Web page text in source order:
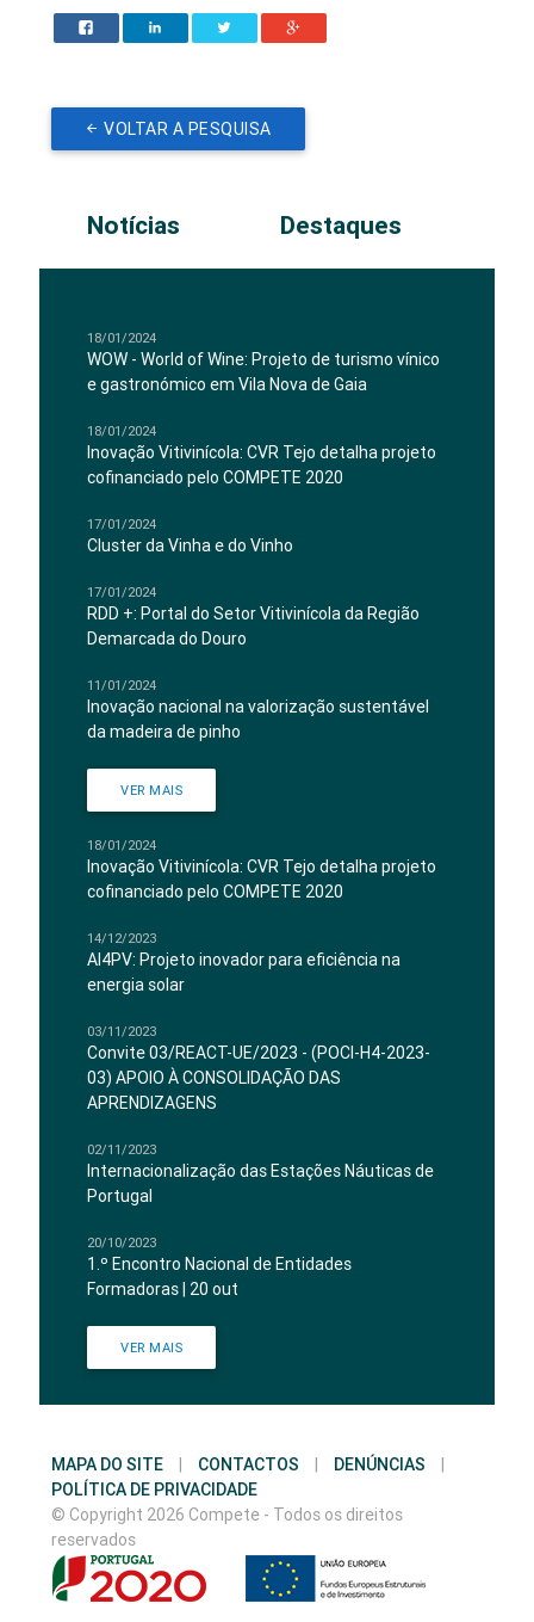
VOLTAR A PESQUISA
Notícias Destaques
18/01/2024
WOW - World of Wine: Projeto de turismo vínico
e gastronómico em Vila Nova de Gaia
18/01/2024
Inovação Vitivinícola: CVR Tejo detalha projeto
cofinanciado pelo COMPETE 2020
17/01/2024
Cluster da Vinha e do Vinho
17/01/2024
RDD +: Portal do Setor Vitivinícola da Região
Demarcada do Douro
11/01/2024
Inovação nacional na valorização sustentável
da madeira de pinho
VER MAIS
18/01/2024
Inovação Vitivinícola: CVR Tejo detalha projeto
cofinanciado pelo COMPETE 2020
14/12/2023
AI4PV: Projeto inovador para eficiência na
energia solar
03/11/2023
Convite 03/REACT-UE/2023 - (POCI-H4-2023-
03) APOIO À CONSOLIDAÇÃO DAS
APRENDIZAGENS
02/11/2023
Internacionalização das Estações Náuticas de
Portugal
20/10/2023
1.º Encontro Nacional de Entidades
Formadoras | 20 out
VER MAIS
MAPA DO SITE | CONTACTOS | DENÚNCIAS
|
POLÍTICA DE PRIVACIDADE
© Copyright 2026 Compete - Todos os direitos
reservados